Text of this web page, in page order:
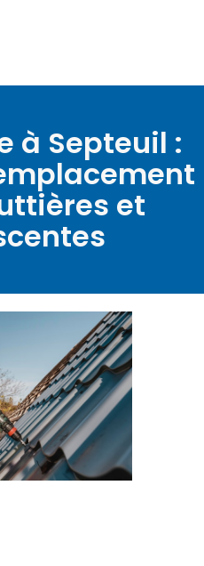
à Septeuil :
et